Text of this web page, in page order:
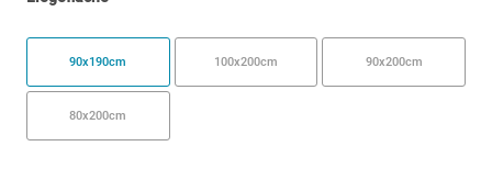
90x190cm 100x200cm 90x200cm
80x200cm